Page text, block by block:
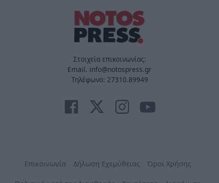
Στοιχεία επικοινωνίας:
Email. info@notospress.gr
Τηλέφωνο: 27310.89949
Επικοινωνία Δήλωση Εχεμύθειας Όροι Χρήσης